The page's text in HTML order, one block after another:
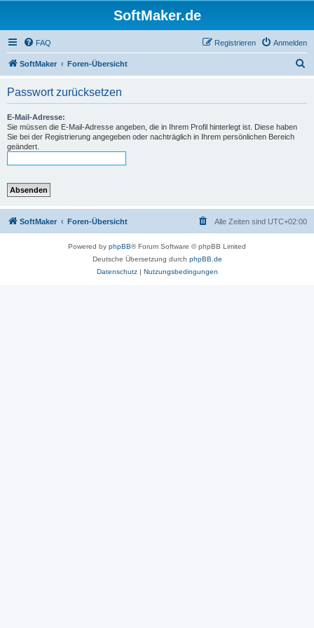
SoftMaker.de
FAQ Anmelden
Registrieren
SoftMaker Foren-Übersicht
Passwort zurücksetzen
E-Mail-Adresse:
Sie müssen die E-Mail-Adresse angeben, die in Ihrem Profil hinterlegt ist. Diese haben
Sie bei der Registrierung angegeben oder nachträglich in Ihrem persönlichen Bereich
geändert.
SoftMaker Foren-Übersicht Alle Zeiten sind UTC+02:00
Powered by phpBB® Forum Software © phpBB Limited
Deutsche Übersetzung durch phpBB.de
Datenschutz| Nutzungsbedingungen